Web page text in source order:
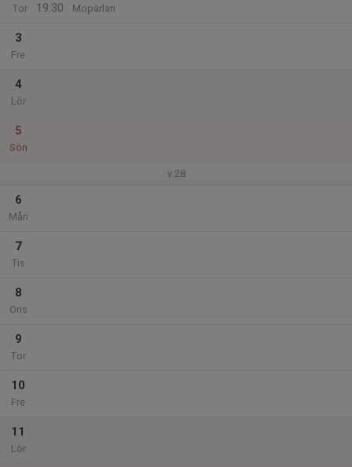
Tor
19:30
Mopärlan
3
Fre
4
Lör
5
Sön
v.28
6
Mån
7
Tis
8
Ons
9
Tor
10
Fre
11
Lör